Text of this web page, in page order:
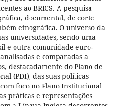
ao BRICS. A pesquisa
documental, de corte
etnográfica. O universo da
universidades, sendo uma
e outra comunidade euro-
e comparadas a
destacadamente do Plano de
(PDI), das suas políticas
foco no Plano Institucional
práticas e representações